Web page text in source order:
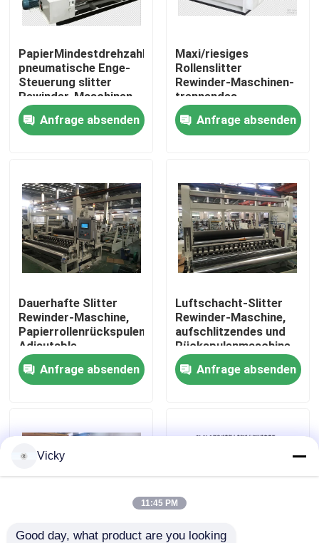
Zu Hause
Über uns
Werksbesichtigung
Qualitätskontrolle
Kontakt mit uns
Seidenpapier-Fertigungsstraße
PapierMindestdrehzahl-
pneumatische Enge-
Steuerung slitter
Rewinder-Maschinen-
5.5-11Kw 200m/
Anfrage absenden
Maxi/riesiges
Rollenslitter
Rewinder-Maschinen-
trennendes
Anfrage absenden
Dauerhafte Slitter
Rewinder-Maschine,
Papierrollenrückspulenmaschine
Adjsutable-
Schlitzbreite
Anfrage absenden
Luftschacht-Slitter
Rewinder-Maschine,
aufschlitzendes und
Rückspulenmaschine
Papier 200 M/Minute
Anfrage absenden
Vicky
11:45 PM
Good day, what product are you looking